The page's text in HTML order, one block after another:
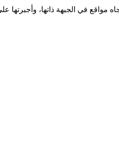
في الجبهة ذاتها، وأجبرتها